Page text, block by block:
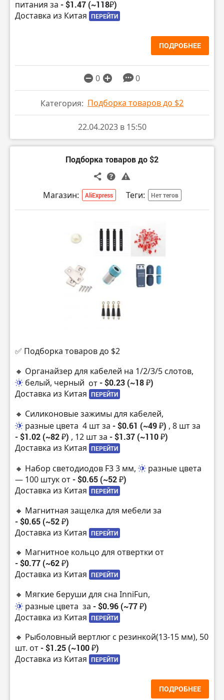
питания за - $1.47 (~118₽)
Доставка из Китая ПЕРЕЙТИ
ПОДРОБНЕЕ
0 0
Категория: Подборка товаров до $2
22.04.2023 в 15:50
Подборка товаров до $2
Магазин: AliExpress Теги: Нет тегов
✅ Подборка товаров до $2
🔸 Органайзер для кабелей на 1/2/3/5 слотов,
белый, черный от- $0.23 (~18 ₽)
Доставка из Китая ПЕРЕЙТИ
🔸 Силиконовые зажимы для кабелей,
разные цвета 4 шт за - $0.61 (~49 ₽) , 8 шт за
- $1.02 (~82 ₽) , 12 шт за - $1.37 (~110 ₽)
Доставка из Китая ПЕРЕЙТИ
🔸 Набор светодиодов F3 3 мм,
разные цвета
— 100 штук от- $0.65 (~52 ₽)
Доставка из Китая ПЕРЕЙТИ
🔸 Магнитная защелка для мебели за
- $0.65 (~52 ₽)
Доставка из Китая ПЕРЕЙТИ
🔸 Магнитное кольцо для отвертки от
- $0.77 (~62 ₽)
Доставка из Китая ПЕРЕЙТИ
🔸 Мягкие беруши для сна InniFun,
разные цвета за - $0.96 (~77 ₽)
Доставка из Китая ПЕРЕЙТИ
🔸 Рыболовный вертлюг с резинкой(13-15 мм), 50
шт. от- $1.25 (~100 ₽)
Доставка из Китая ПЕРЕЙТИ
ПОДРОБНЕЕ